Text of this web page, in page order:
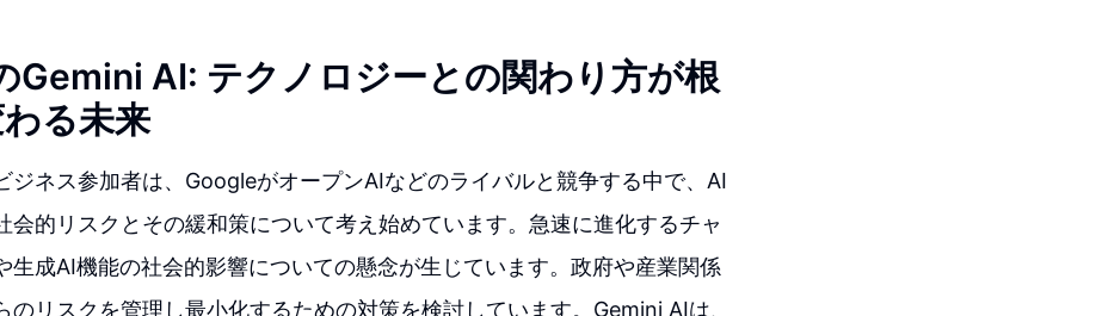
Gemini AI: テクノロジーとの関わり方が根
る未来
ジネス参加者は、GoogleがオープンAIなどのライバルと競争する中で、AI
会的リスクとその緩和策について考え始めています。急速に進化するチャ
生成AI機能の社会的影響についての懸念が生じています。政府や産業関係
のリスクを管理し最小化するための対策を検討しています。Gemini AIは、